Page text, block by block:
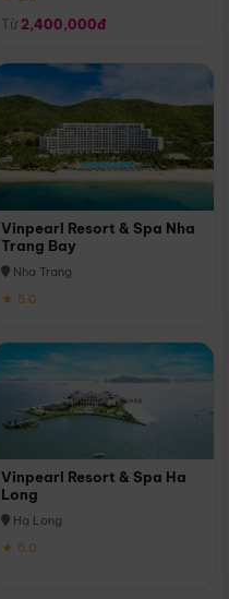
Từ 2,400,000đ
Vinpearl Resort & Spa Nha
Trang Bay
Nha Trang
★ 5.0
Vinpearl Resort & Spa Ha
Long
Hạ Long
★ 5.0